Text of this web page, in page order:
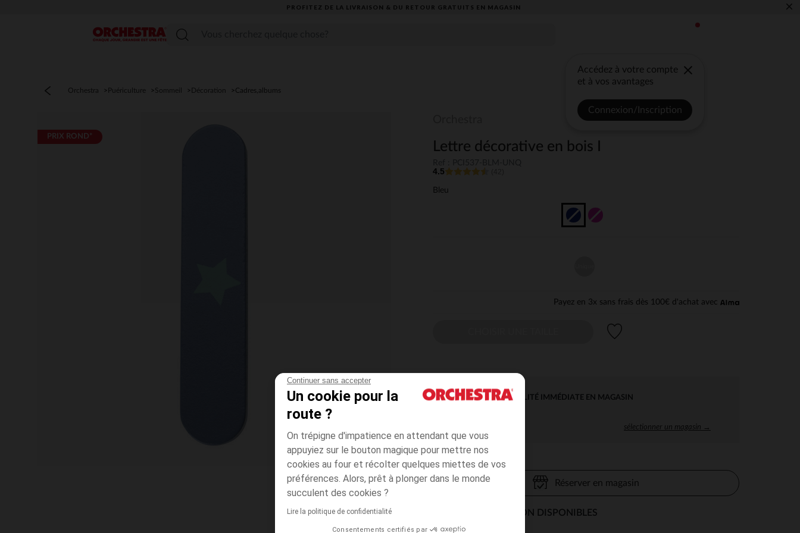
Continuer sans accepter
Un cookie pour la
route ?
On trépigne d'impatience en attendant que vous
appuyiez sur le bouton magique pour mettre nos
cookies au four et récolter quelques miettes de vos
préférences. Alors, prêt à plonger dans le monde
succulent des cookies ?
Lire la politique de confidentialité
Consentements certifiés par
PROFITEZ DE LA LIVRAISON & DU RETOUR GRATUITS EN MAGASIN​ ×
Menu
Accédez à votre compte
et à vos avantages
Connexion/Inscription
Orchestra Puériculture Sommeil Décoration Cadres,albums
PRIX ROND*
Lettre décorative en bois I
4.5
Bleu
Payez en 3x sans frais dès 100€ d'achat avec
DISPONIBILITÉ IMMÉDIATE EN MAGASIN
sélectionner un magasin →
Réserver en magasin
MODES DE LIVRAISON DISPONIBLES